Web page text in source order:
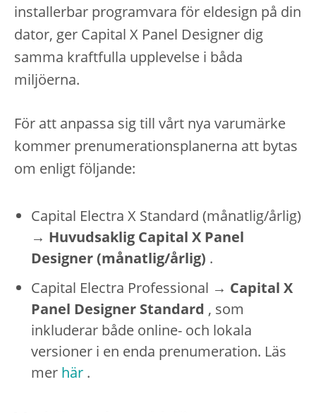
installerbar programvara för eldesign på din
dator, ger Capital X Panel Designer dig
samma kraftfulla upplevelse i båda
miljöerna.
För att anpassa sig till vårt nya varumärke
kommer prenumerationsplanerna att bytas
om enligt följande:
Capital Electra X Standard (månatlig/årlig)
→ Huvudsaklig Capital X Panel
Designer (månatlig/årlig) .
Capital Electra Professional → Capital X
Panel Designer Standard , som
inkluderar både online- och lokala
versioner i en enda prenumeration. Läs
mer här .